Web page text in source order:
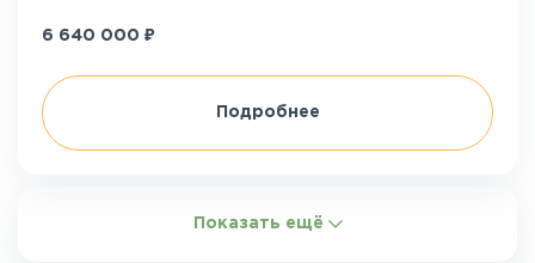
6 640 000 ₽
Подробнее
Показать ещё